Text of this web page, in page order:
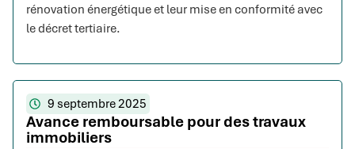
rénovation énergétique et leur mise en conformité avec
le décret tertiaire.
9 septembre 2025
Avance remboursable pour des travaux
immobiliers